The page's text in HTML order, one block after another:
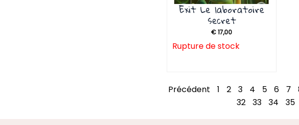
Exit Le laboratoire
secret
€17,00
Rupture de stock
Précédent 1 2 3 4 5 6 7
32 33 34 35